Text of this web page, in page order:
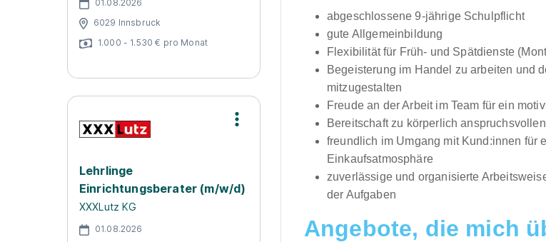
01.08.2026
6029 Innsbruck
1.000 - 1.530 € pro Monat
Lehrlinge
Einrichtungsberater (m/w/d)
XXXLutz KG
01.08.2026
abgeschlossene 9-jährige Schulpflicht
gute Allgemeinbildung
Flexibilität für Früh- und Spätdienste
Begeisterung im Handel zu arbeiten und
mitzugestalten
Freude an der Arbeit im Team für ein
Bereitschaft zu körperlich
freundlich im Umgang mit Kund:innen für
Einkaufsatmosphäre
zuverlässige und organisierte
der Aufgaben
Angebote, die mich